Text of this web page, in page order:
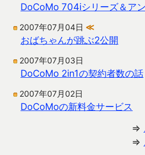
DoCoMo 704iシリーズ＆ア
2007年07月04日 ≪
おばちゃんが跳ぶ2公開
2007年07月03日
DoCoMo 2in1の契約者数の話
2007年07月02日
DoCoMoの新料金サービス
⇒
⇒